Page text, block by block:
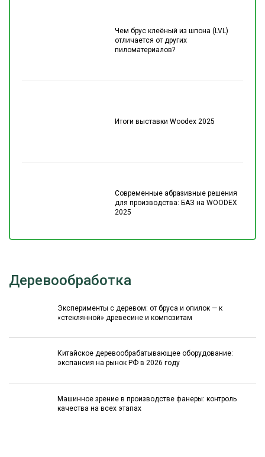
Чем брус клеёный из шпона (LVL)
отличается от других
пиломатериалов?
Итоги выставки Woodex 2025
Современные абразивные решения
для производства: БАЗ на WOODEX
2025
Деревообработка
Эксперименты с деревом: от бруса и опилок — к
«стеклянной» древесине и композитам
Китайское деревообрабатывающее оборудование:
экспансия на рынок РФ в 2026 году
Машинное зрение в производстве фанеры: контроль
качества на всех этапах